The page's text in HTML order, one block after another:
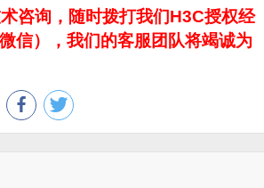
咨询，随时拨打我们H3C授权经
），我们的客服团队将竭诚为